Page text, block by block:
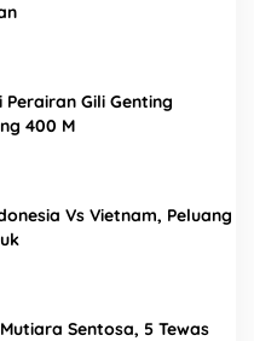
Gili Genting
400 M
Vs Vietnam, Peluang
Sentosa, 5 Tewas